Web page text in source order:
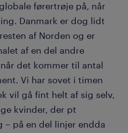
førertrøje på, når
Danmark er dog lidt
af Norden og er
af en del andre
det kommer til antal
Vi har sovet i timen
vil gå fint helt af sig selv,
kvinder, der pt
– på en del linjer endda